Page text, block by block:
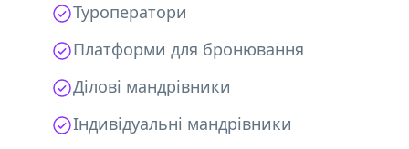
Туроператори
Платформи для бронювання
Ділові мандрівники
Індивідуальні мандрівники